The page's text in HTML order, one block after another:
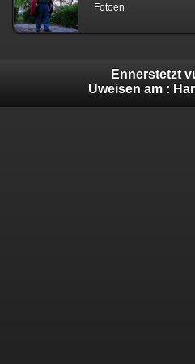
Fotoen
Ennerstetzt
Uweisen am :